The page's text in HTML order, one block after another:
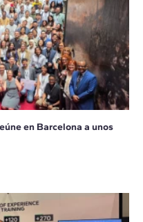
en Barcelona a unos